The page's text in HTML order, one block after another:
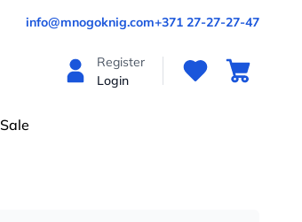
info@mnogoknig.com+371 27-27-27-47
Register
Login
Sale